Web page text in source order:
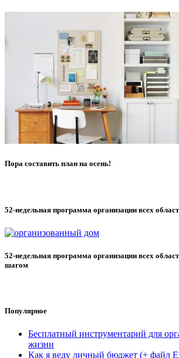
Пора составить план на осень!
52-недельная программа организации всех
52-недельная программа организации всех
шагом
Популярное
Бесплатный инструментарий для
жизни
Как я веду личный бюджет (+ файл